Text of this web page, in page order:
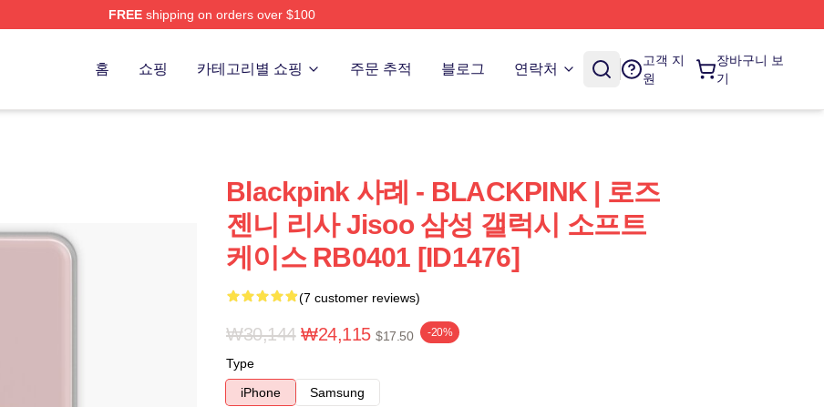
FREEshipping on orders over $100
홈 쇼핑 카테고리별 쇼핑 주문 추적 블로그 연락처
고객 지
원
장바구니 보
기
Blackpink 사례 - BLACKPINK | 로즈
젠니 리사 Jisoo 삼성 갤럭시 소프트
케이스 RB0401 [ID1476]
(7 customer reviews)
₩30,144 ₩24,115 $17.50 -20%
Type
iPhone
Samsung